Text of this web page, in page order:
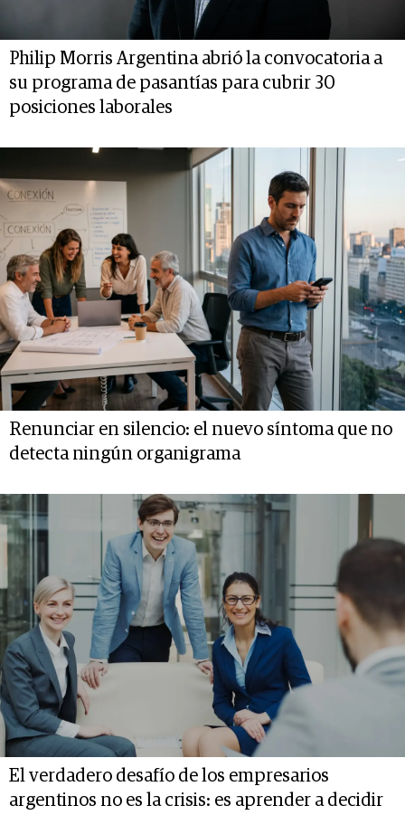
Philip Morris Argentina abrió la convocatoria a
su programa de pasantías para cubrir 30
posiciones laborales
Renunciar en silencio: el nuevo síntoma que no
detecta ningún organigrama
El verdadero desafío de los empresarios
argentinos no es la crisis: es aprender a decidir